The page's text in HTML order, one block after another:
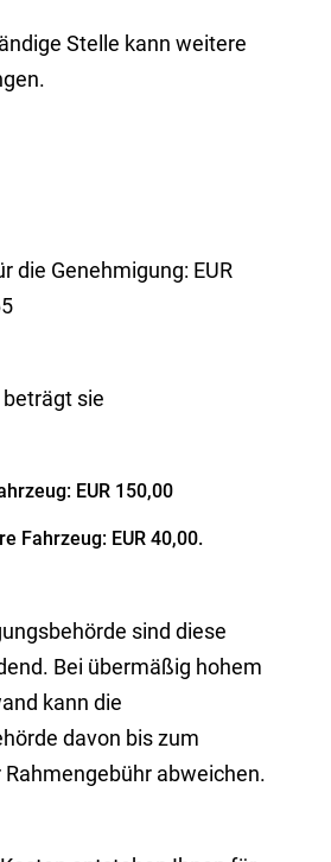
Stelle kann weitere
die Genehmigung: EUR
sie
EUR 150,00
Fahrzeug: EUR 40,00.
sind diese
Bei übermäßig hohem
kann die
davon bis zum
abweichen.